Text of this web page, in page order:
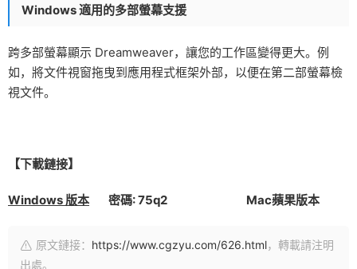
Windows 適用的多部螢幕支援
跨多部螢幕顯示 Dreamweaver，讓您的工作區變得更大。例
如，將文件視窗拖曳到應用程式框架外部，以便在第二部螢幕檢
視文件。
【下載鏈接】
Windows 版本 密碼: 75q2 Mac蘋果版本
原文鏈接： https://www.cgzyu.com/626.html，轉載請注明
出處。